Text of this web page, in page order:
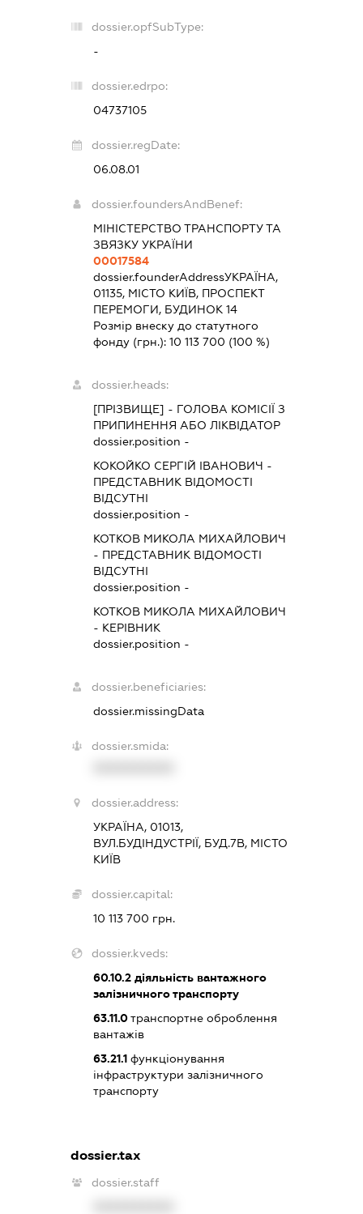
dossier.opfSubType:
-
dossier.edrpo:
04737105
dossier.regDate:
06.08.01
dossier.foundersAndBenef:
МІНІСТЕРСТВО ТРАНСПОРТУ ТА
ЗВЯЗКУ УКРАЇНИ
00017584
dossier.founderAddressУКРАЇНА,
01135, МІСТО КИЇВ, ПРОСПЕКТ
ПЕРЕМОГИ, БУДИНОК 14
Розмір внеску до статутного
фонду (грн.):10 113 700 (100 %)
dossier.heads:
[ПРІЗВИЩЕ] - ГОЛОВА КОМІСІЇ З
ПРИПИНЕННЯ АБО ЛІКВІДАТОР
dossier.position -
КОКОЙКО СЕРГІЙ ІВАНОВИЧ -
ПРЕДСТАВНИК ВІДОМОСТІ
ВІДСУТНІ
dossier.position -
КОТКОВ МИКОЛА МИХАЙЛОВИЧ
- ПРЕДСТАВНИК ВІДОМОСТІ
ВІДСУТНІ
dossier.position -
КОТКОВ МИКОЛА МИХАЙЛОВИЧ
- КЕРІВНИК
dossier.position -
dossier.beneficiaries:
dossier.missingData
dossier.smida:
dossier.address:
УКРАЇНА, 01013,
ВУЛ.БУДІНДУСТРІЇ, БУД.7В, МІСТО
КИЇВ
dossier.capital:
10 113 700 грн.
dossier.kveds:
60.10.2 діяльність вантажного
залізничного транспорту
63.11.0транспортне оброблення
вантажів
63.21.1 функціонування
інфраструктури залізничного
транспорту
dossier.tax
dossier.staff